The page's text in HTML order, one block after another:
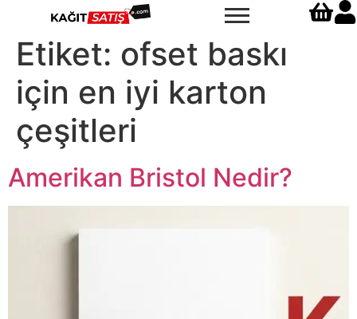
Etiket: ofset baskı
için en iyi karton
çeşitleri
Amerikan Bristol Nedir?